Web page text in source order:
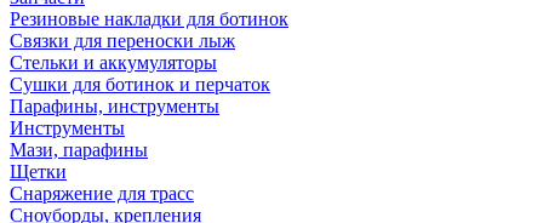
Резиновые накладки для ботинок
Связки для переноски лыж
Стельки и аккумуляторы
Сушки для ботинок и перчаток
Парафины, инструменты
Инструменты
Мази, парафины
Щетки
Снаряжение для трасс
Сноуборды, крепления